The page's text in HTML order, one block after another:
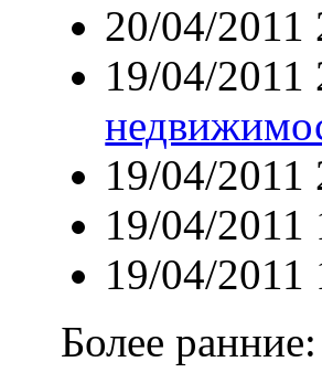
20/04/2011
19/04/2011
19/04/2011
19/04/2011
19/04/2011
Более ранние: